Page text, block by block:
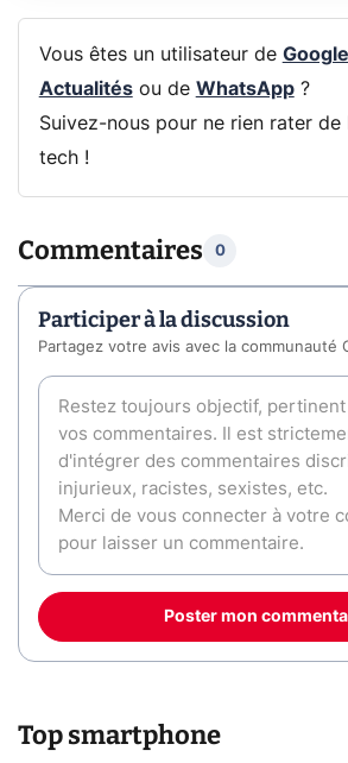
Vous êtes un utilisateur de Google
Actualitésou de WhatsApp?
Suivez-nous pour ne rien rater de
tech !
Commentaires 0
Participer à la discussion
Partagez votre avis avec la communauté
Poster mon
Top smartphone